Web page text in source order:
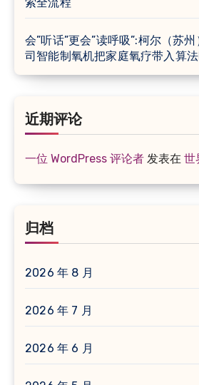
会”听话”更会”读呼吸”:柯尔（苏
司智能制氧机把家庭氧疗带入算
近期评论
一位 WordPress 评论者 发表在 世
归档
2026 年 8 月
2026 年 7 月
2026 年 6 月